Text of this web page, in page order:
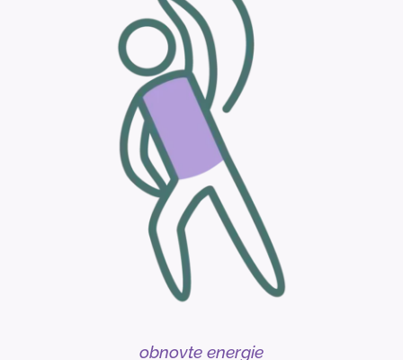
Čeká Vaše dítě nástup do
školky/školy?
Jako rodina procházíte krizí,
rozvodem, nebo jinou velkou
změnou a chcete sobě a svým
dětem ulevit od emoční bolesti a
prožitých traumat?
Prožívá Vaše dítě šikanu a chcete
jej podpořit v sebedůvěře?
Čekají Vás důležité zkoušky a
potřebujete se učit / soustředit /
Rádi byste aby Váš pes byl
obnovte energie